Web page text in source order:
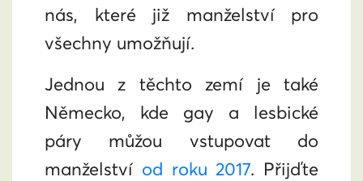
nás, které již manželství pro
všechny umožňují.
Jednou z těchto zemí je také
Německo, kde gay a lesbické
páry můžou vstupovat do
manželství od roku 2017. Přijďte